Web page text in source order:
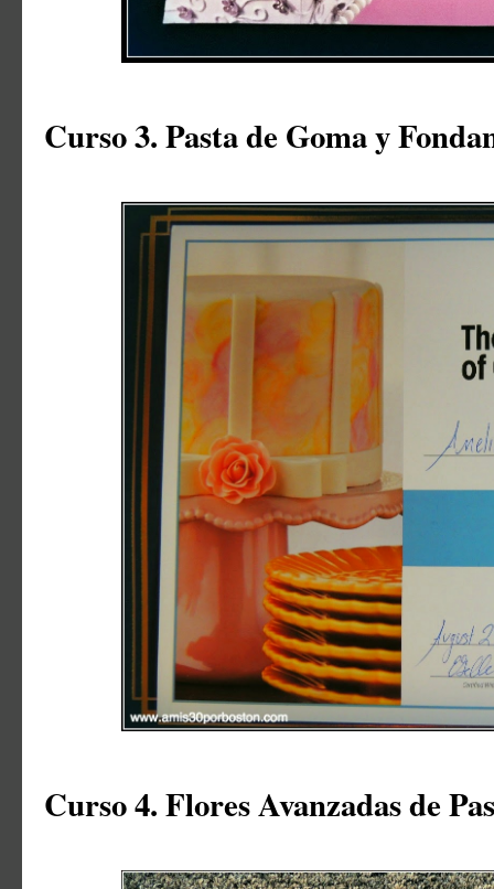
Curso 3. Pasta de Goma y
Curso 4. Flores Avanzadas de